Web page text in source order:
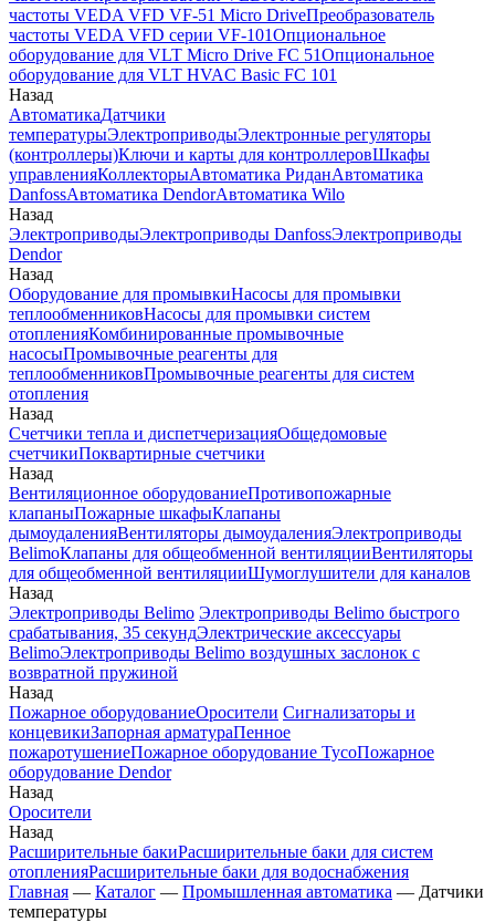
частоты VEDA VFD VF-51 Micro DriveПреобразователь
частоты VEDA VFD серии VF-101Опциональное
оборудование для VLT Micro Drive FC 51Опциональное
оборудование для VLT HVAC Basic FC 101
Назад
АвтоматикаДатчики
температурыЭлектроприводыЭлектронные регуляторы
(контроллеры)Ключи и карты для контроллеровШкафы
управленияКоллекторыАвтоматика РиданАвтоматика
DanfossАвтоматика DendorАвтоматика Wilo
Назад
ЭлектроприводыЭлектроприводы DanfossЭлектроприводы
Dendor
Назад
Оборудование для промывкиНасосы для промывки
теплообменниковНасосы для промывки систем
отопленияКомбинированные промывочные
насосыПромывочные реагенты для
теплообменниковПромывочные реагенты для систем
отопления
Назад
Счетчики тепла и диспетчеризацияОбщедомовые
счетчикиПоквартирные счетчики
Назад
Вентиляционное оборудованиеПротивопожарные
клапаныПожарные шкафыКлапаны
дымоудаленияВентиляторы дымоудаленияЭлектроприводы
BelimoКлапаны для общеобменной вентиляцииВентиляторы
для общеобменной вентиляцииШумоглушители для каналов
Назад
Электроприводы Belimo Электроприводы Belimo быстрого
срабатывания, 35 секундЭлектрические аксессуары
BelimoЭлектроприводы Belimo воздушных заслонок c
возвратной пружиной
Назад
Пожарное оборудованиеОросители Сигнализаторы и
концевикиЗапорная арматураПенное
пожаротушениеПожарное оборудование TycoПожарное
оборудование Dendor
Назад
Оросители
Назад
Расширительные бакиРасширительные баки для систем
отопленияРасширительные баки для водоснабжения
Главная — Каталог — Промышленная автоматика — Датчики
температуры